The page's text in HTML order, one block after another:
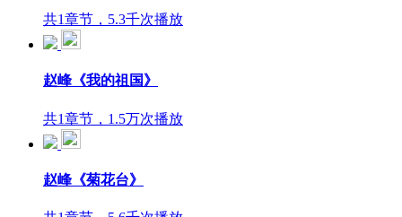
共1章节，5.3千次播放
赵峰《我的祖国》
共1章节，1.5万次播放
赵峰《菊花台》